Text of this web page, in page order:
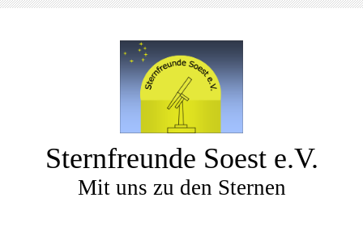
Sternfreunde Soest e.V.
Mit uns zu den Sternen